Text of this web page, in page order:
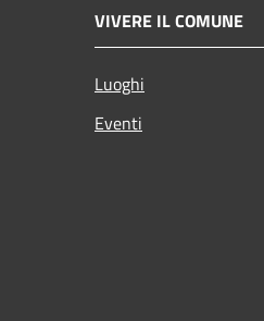
VIVERE IL COMUNE
Luoghi
Eventi